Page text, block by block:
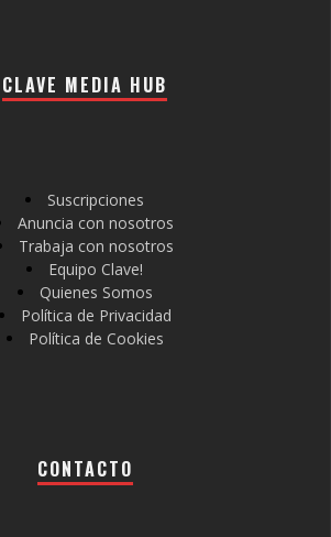
CLAVE MEDIA HUB
Suscripciones
Anuncia con nosotros
Trabaja con nosotros
Equipo Clave!
Quienes Somos
Política de Privacidad
Política de Cookies
CONTACTO